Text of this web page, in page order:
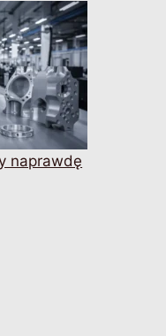
naprawdę